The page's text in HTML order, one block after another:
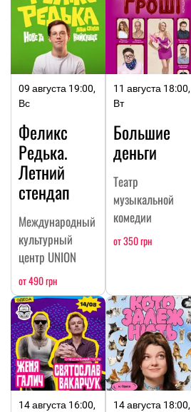
09 августа 19:00,
Вс
Феликс
Редька.
Летний
стендап
Международный
культурный
центр UNION
от 490 грн
11 августа 18:00,
Вт
Большие
деньги
Театр
музыкальной
комедии
от 350 грн
14 августа 16:00, 14 августа 18:00,